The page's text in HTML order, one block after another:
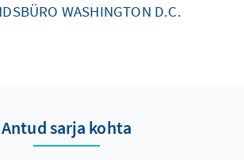
WASHINGTON D.C.
Antud sarja kohta